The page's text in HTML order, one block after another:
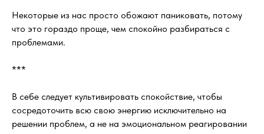
Некоторые из нас просто обожают паниковать, потому
что это гораздо проще, чем спокойно разбираться с
проблемами.
***
В себе следует культивировать спокойствие, чтобы
сосредоточить всю свою энергию исключительно на
решении проблем, а не на эмоциональном реагировании